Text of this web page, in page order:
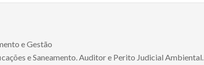
e Gestão
e Saneamento. Auditor e Perito Judicial Ambiental.